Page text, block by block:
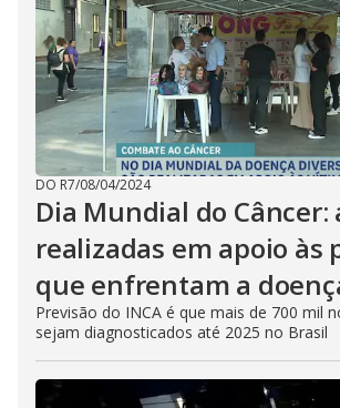
DO R7/08/04/2024
Dia Mundial do Câncer:
realizadas em apoio às
que enfrentam a
Previsão do INCA é que mais de 700 mil
sejam diagnosticados até 2025 no Brasil